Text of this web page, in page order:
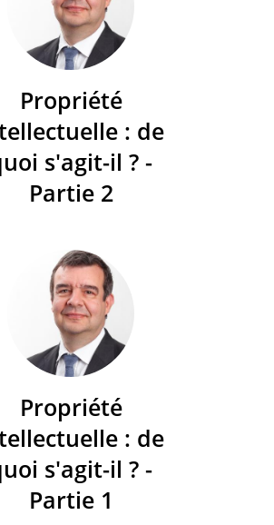
Propriété
: de
s'agit-il ? -
Partie 2
Propriété
: de
s'agit-il ? -
Partie 1